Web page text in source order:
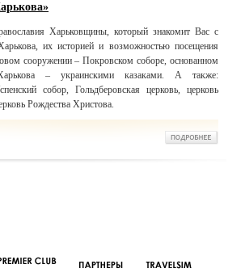
Харьковщины, который знакомит Вас с
их историей и возможностью посещения
сооружении – Покровском соборе, основанном
– украинскими казаками. А также:
собор, Гольдберовская церковь, церковь
Рождества Христова.